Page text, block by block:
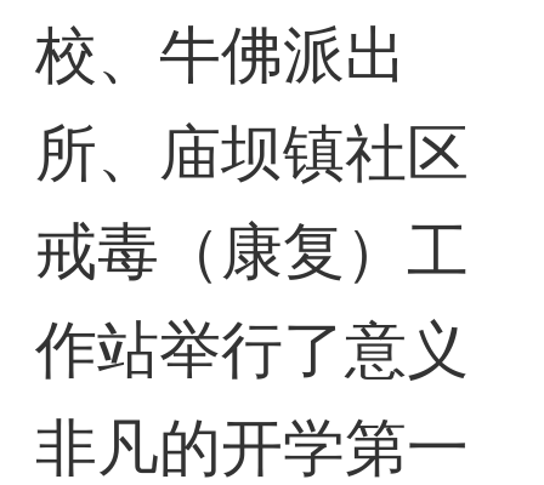
校、牛佛派出
所、庙坝镇社区
戒毒（康复）工
作站举行了意义
非凡的开学第一